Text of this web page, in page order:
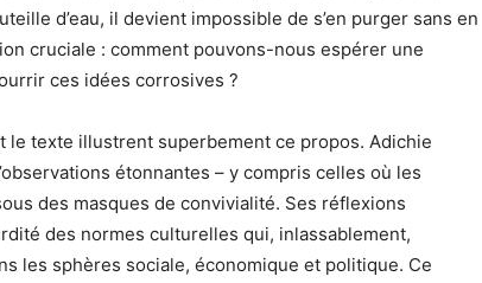
d’eau, il devient impossible de s’en purger sans en
cruciale : comment pouvons-nous espérer une
ces idées corrosives ?
le texte illustrent superbement ce propos. Adichie
étonnantes – y compris celles où les
des masques de convivialité. Ses réflexions
des normes culturelles qui, inlassablement,
les sphères sociale, économique et politique. Ce